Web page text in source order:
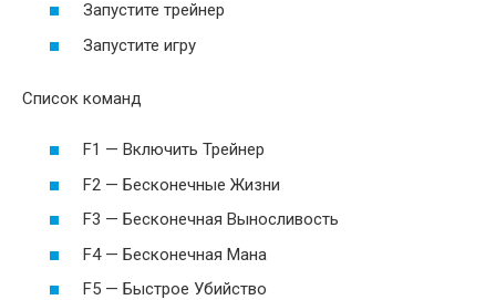
Запустите трейнер
Запустите игру
Список команд
F1 — Включить Трейнер
F2 — Бесконечные Жизни
F3 — Бесконечная Выносливость
F4 — Бесконечная Мана
F5 — Быстрое Убийство